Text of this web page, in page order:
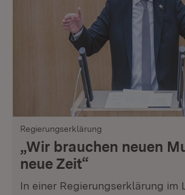
Regierungserklärung
„Wir brauchen neuen
neue Zeit“
In einer Regierungserklärung im